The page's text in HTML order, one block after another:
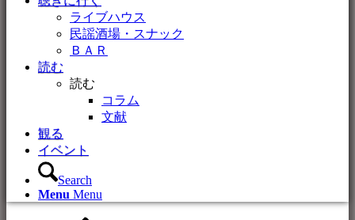
ライブハウス
民謡酒場・スナック
ＢＡＲ
読む
読む
コラム
文献
観る
イベント
Search
Menu Menu